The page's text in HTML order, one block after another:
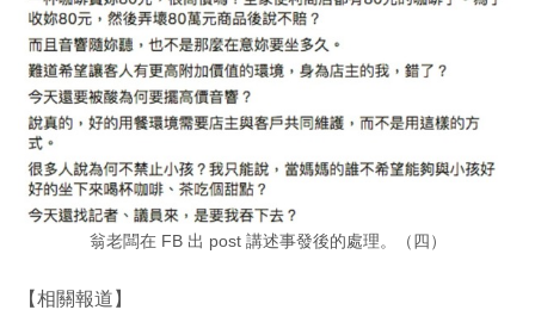
翁老闆在 FB 出 post 講述事發後的處理。（四）
【相關報道】